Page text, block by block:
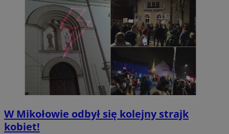
W Mikołowie odbył się kolejny strajk
kobiet!